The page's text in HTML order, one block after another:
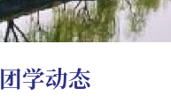
团学动态